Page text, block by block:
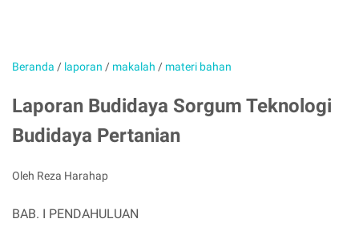
Beranda / laporan / makalah / materi bahan
Laporan Budidaya Sorgum Teknologi
Budidaya Pertanian
Oleh Reza Harahap
BAB. I PENDAHULUAN